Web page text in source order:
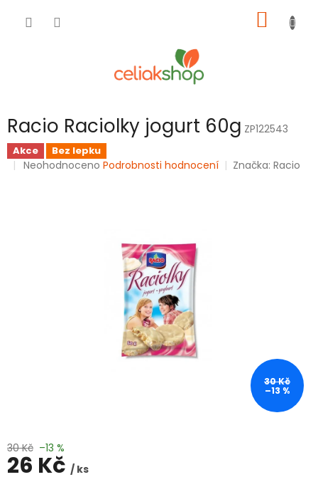
KOŠÍK
Racio Raciolky jogurt 60g ZP122543
Akce Bez lepku
Průměrné
Neohodnoceno Podrobnosti hodnocení Značka: Racio
30 Kč
–13 %
30 Kč –13 %
26 Kč / ks